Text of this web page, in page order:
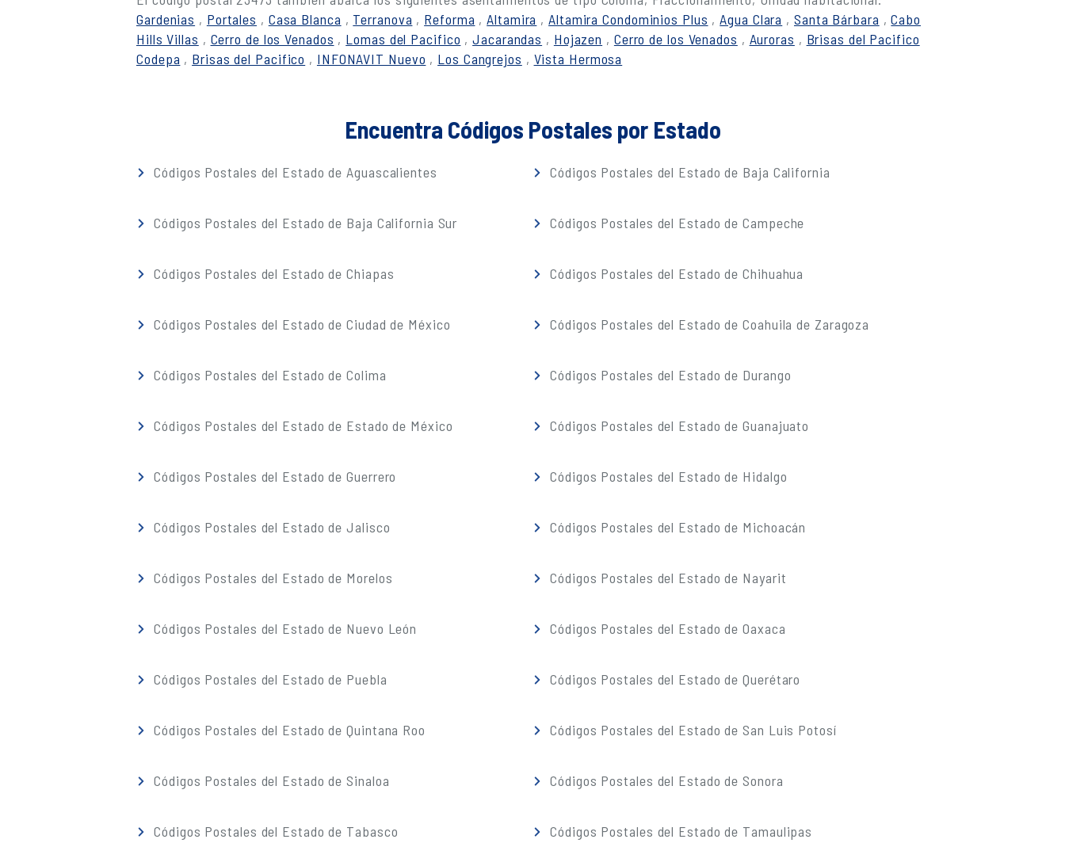
Gardenias , Portales , Casa Blanca , Terranova , Reforma ,Altamira ,Altamira Condominios Plus ,Agua Clara , Santa Bárbara ,Cabo
Hills Villas , Cerro de los Venados , Lomas del Pacifico ,Jacarandas , Hojazen , Cerro de los Venados , Auroras , Brisas del Pacifico
Codepa , Brisas del Pacifico , INFONAVIT Nuevo , Los Cangrejos , Vista Hermosa
Encuentra Códigos Postales por Estado
Códigos Postales del Estado de Aguascalientes Códigos Postales del Estado de Baja California
Códigos Postales del Estado de Baja California Sur Códigos Postales del Estado de Campeche
Códigos Postales del Estado de Chiapas Códigos Postales del Estado de Chihuahua
Códigos Postales del Estado de Ciudad de México Códigos Postales del Estado de Coahuila de Zaragoza
Códigos Postales del Estado de Colima Códigos Postales del Estado de Durango
Códigos Postales del Estado de Estado de México Códigos Postales del Estado de Guanajuato
Códigos Postales del Estado de Guerrero Códigos Postales del Estado de Hidalgo
Códigos Postales del Estado de Jalisco Códigos Postales del Estado de Michoacán
Códigos Postales del Estado de Morelos Códigos Postales del Estado de Nayarit
Códigos Postales del Estado de Nuevo León Códigos Postales del Estado de Oaxaca
Códigos Postales del Estado de Puebla Códigos Postales del Estado de Querétaro
Códigos Postales del Estado de Quintana Roo Códigos Postales del Estado de San Luis Potosí
Códigos Postales del Estado de Sinaloa Códigos Postales del Estado de Sonora
Códigos Postales del Estado de Tabasco Códigos Postales del Estado de Tamaulipas